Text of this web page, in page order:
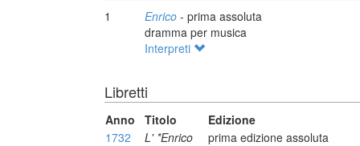
1 Enrico - prima assoluta
dramma per musica
Interpreti
Libretti
Anno Titolo
Edizione
1732
L' *Enrico prima edizione assoluta